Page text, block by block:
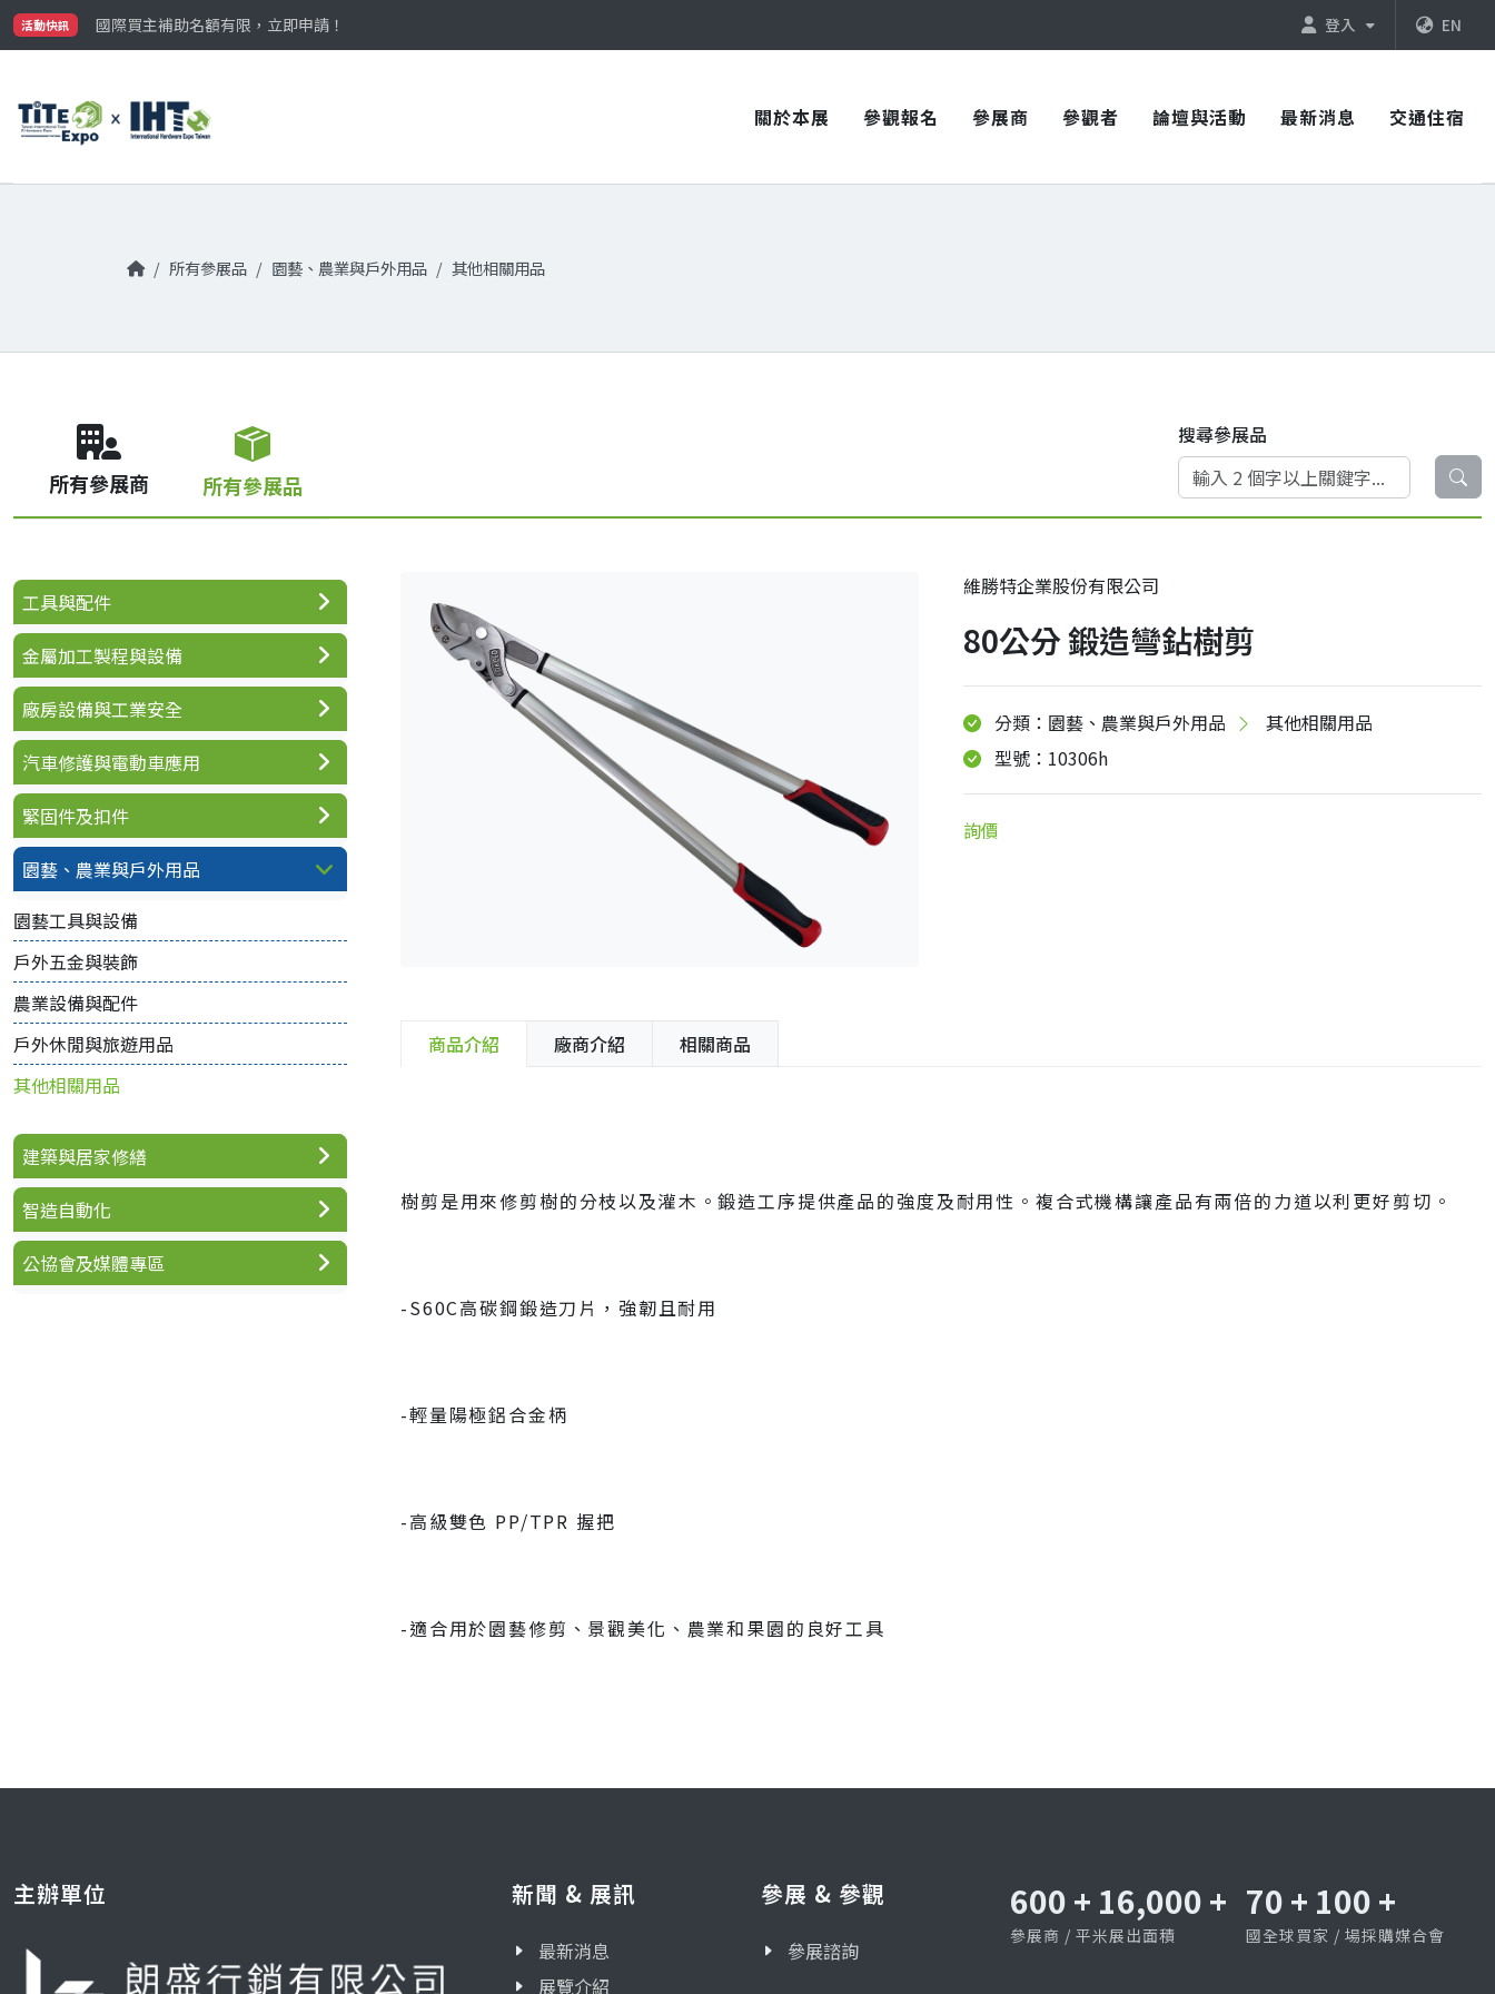
活動快訊
國際買主補助名額有限，立即申請！
參觀門票開放申請中‼️
登入 EN
關於本展 參觀報名 參展商 參觀者 論壇與活動 最新消息 交通住宿
所有參展品 園藝、農業與戶外用品 其他相關用品
所有參展商 所有參展品
搜尋參展品
維勝特企業股份有限公司
80公分 鍛造彎鉆樹剪
分類：園藝、農業與戶外用品
其他相關用品
型號：10306h
詢價
商品介紹 廠商介紹 相關商品
樹剪是用來修剪樹的分枝以及灌木。鍛造工序提供產品的強度及耐用性。複合式機構讓產品有兩倍的力道以利更好剪切。
-S60C高碳鋼鍛造刀片，強韌且耐用
-輕量陽極鋁合金柄
-高級雙色 PP/TPR 握把
-適合用於園藝修剪、景觀美化、農業和果園的良好工具
工具與配件
金屬加工製程與設備
廠房設備與工業安全
汽車修護與電動車應用
緊固件及扣件
園藝、農業與戶外用品
園藝工具與設備
戶外五金與裝飾
農業設備與配件
戶外休閒與旅遊用品
其他相關用品
建築與居家修繕
智造自動化
公協會及媒體專區
主辦單位 新聞 & 展訊
最新消息
展覽介紹
參展 & 參觀
參展諮詢
600 + 16,000 +
參展商 / 平米展出面積
70 + 100 +
國全球買家 / 場採購媒合會